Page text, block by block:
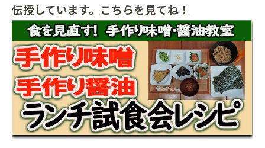
伝授しています。 こちらを見てね！